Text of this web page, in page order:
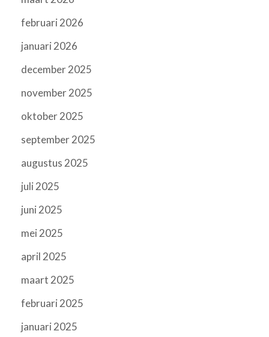
februari 2026
januari 2026
december 2025
november 2025
oktober 2025
september 2025
augustus 2025
juli 2025
juni 2025
mei 2025
april 2025
maart 2025
februari 2025
januari 2025